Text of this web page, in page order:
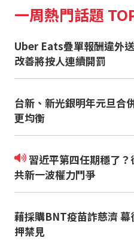
一周熱門話題
Uber Eats疊單報酬違外
改善將按人連續開罰
台新、新光銀明年元旦合
更均衡
習近平第四任期穩了？從五中全會解析中
共新一波權力鬥爭
藉採購BNT疫苗詐慈濟 幕
押禁見